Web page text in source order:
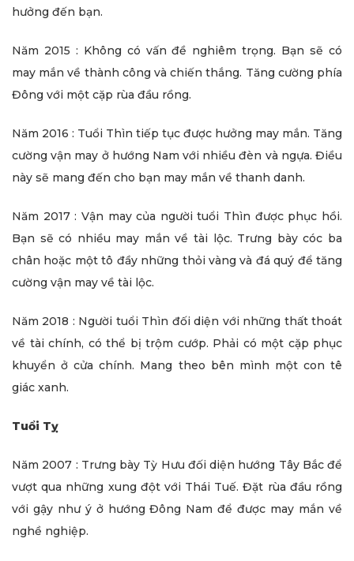
hưởng đến bạn.
Năm 2015 : Không có vấn đề nghiêm trọng. Bạn sẽ có
may mắn về thành công và chiến thắng. Tăng cường phía
Đông với một cặp rùa đầu rồng.
Năm 2016 : Tuổi Thìn tiếp tục được hưởng may mắn. Tăng
cường vận may ở hướng Nam với nhiều đèn và ngựa. Điều
này sẽ mang đến cho bạn may mắn về thanh danh.
Năm 2017 : Vận may của người tuổi Thìn được phục hồi.
Bạn sẽ có nhiều may mắn về tài lộc. Trưng bày cóc ba
chân hoặc một tô đầy những thỏi vàng và đá quý để tăng
cường vận may về tài lộc.
Năm 2018 : Người tuổi Thìn đối diện với những thất thoát
về tài chính, có thể bị trộm cướp. Phải có một cặp phục
khuyển ở cửa chính. Mang theo bên mình một con tê
giác xanh.
Tuổi Tỵ
Năm 2007 : Trưng bày Tỳ Hưu đối diện hướng Tây Bắc để
vượt qua những xung đột với Thái Tuế. Đặt rùa đầu rồng
với gậy như ý ở hướng Đông Nam để được may mắn về
nghề nghiệp.